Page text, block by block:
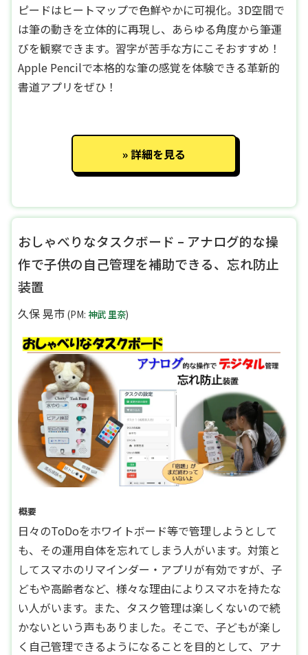
ピードはヒートマップで色鮮やかに可視化。3D空間で
は筆の動きを立体的に再現し、あらゆる角度から筆運
びを観察できます。習字が苦手な方にこそおすすめ！
Apple Pencilで本格的な筆の感覚を体験できる革新的
書道アプリをぜひ！
詳細を見る
おしゃべりなタスクボード – アナログ的な操
作で子供の自己管理を補助できる、忘れ防止
装置
久保 晃市 (PM: 神武 里奈)
概要
日々のToDoをホワイトボード等で管理しようとして
も、その運用自体を忘れてしまう人がいます。対策と
してスマホのリマインダー・アプリが有効ですが、子
どもや高齢者など、様々な理由によりスマホを持たな
い人がいます。また、タスク管理は楽しくないので続
かないという声もありました。そこで、子どもが楽し
く自己管理できるようになることを目的として、アナ